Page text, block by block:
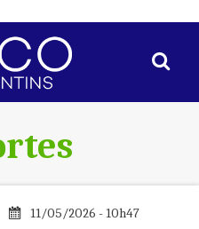
11/05/2026 - 10h47